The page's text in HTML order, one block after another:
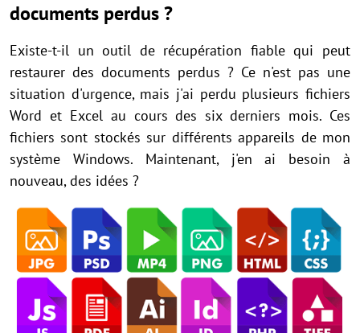
documents perdus ?
Existe-t-il un outil de récupération fiable qui peut
restaurer des documents perdus ? Ce n'est pas une
situation d'urgence, mais j'ai perdu plusieurs fichiers
Word et Excel au cours des six derniers mois. Ces
fichiers sont stockés sur différents appareils de mon
système Windows. Maintenant, j'en ai besoin à
nouveau, des idées ?